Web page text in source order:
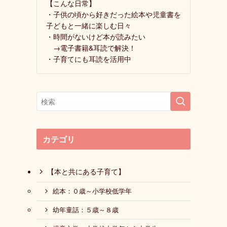
【こんな日常】
・子供の頃から好きだった絵本や児童書を
子どもと一緒に楽しむ日々
・時間がないけど本が読みたい
→電子書籍&耳読で解決！
・子育てにも耳読を活用中
カテゴリ
【本と共にある子育て】
絵本：０歳～小学校低学年
幼年童話：５歳～８歳